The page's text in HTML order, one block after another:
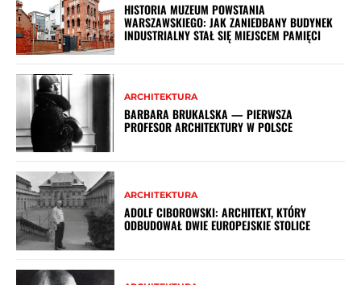
HISTORIA MUZEUM POWSTANIA
WARSZAWSKIEGO: JAK ZANIEDBANY BUDYNEK
INDUSTRIALNY STAŁ SIĘ MIEJSCEM PAMIĘCI
ARCHITEKTURA
BARBARA BRUKALSKA — PIERWSZA
PROFESOR ARCHITEKTURY W POLSCE
ARCHITEKTURA
ADOLF CIBOROWSKI: ARCHITEKT, KTÓRY
ODBUDOWAŁ DWIE EUROPEJSKIE STOLICE